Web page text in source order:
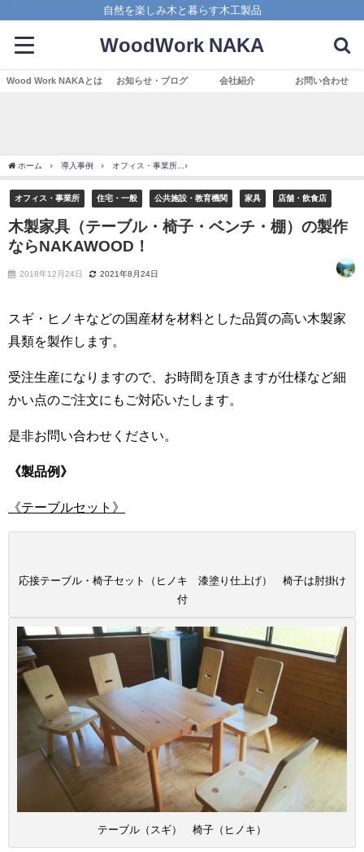
自然を楽しみ木と暮らす木工製品
WoodWork NAKA
Wood Work NAKAとは お知らせ・ブログ 会社紹介 お問い合わせ
ホーム 導入事例 オフィス・事業所
オフィス・事業所 住宅・一般 公共施設・教育機関 家具 店舗・飲食店
木製家具（テーブル・椅子・ベンチ・棚）の製作
ならNAKAWOOD！
2018年12月24日 2021年8月24日
スギ・ヒノキなどの国産材を材料とした品質の高い木製家
具類を製作します。
受注生産になりますので、お時間を頂きますが仕様など細
かい点のご注文にもご対応いたします。
是非お問い合わせください。
《製品例》
《テーブルセット》
応接テーブル・椅子セット（ヒノキ 漆塗り仕上げ） 椅子は肘掛け
付
テーブル（スギ） 椅子（ヒノキ）